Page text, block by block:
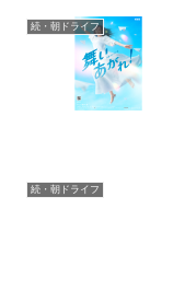
続・朝ドライフ
続・朝ドライフ